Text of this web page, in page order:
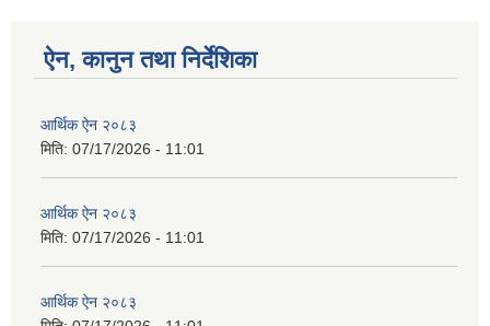
ऐन, कानुन तथा निर्देशिका
आर्थिक ऐन २०८३
मिति: 07/17/2026 - 11:01
आर्थिक ऐन २०८३
मिति: 07/17/2026 - 11:01
आर्थिक ऐन २०८३